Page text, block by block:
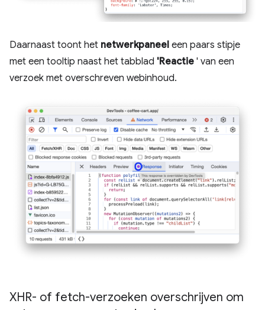
Daarnaast toont het netwerkpaneel een paars stipje
met een tooltip naast het tabblad 'Reactie ' van een
verzoek met overschreven webinhoud.
XHR- of fetch-verzoeken overschrijven om